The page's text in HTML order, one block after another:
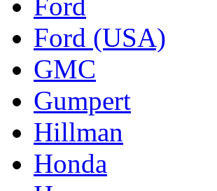
Ford (USA)
GMC
Gumpert
Hillman
Honda